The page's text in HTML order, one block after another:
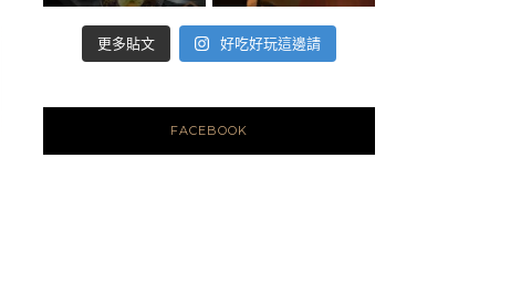
更多貼文 好吃好玩這邊請
FACEBOOK